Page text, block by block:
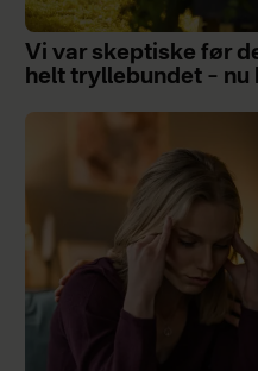
Vi var skeptiske før
helt tryllebundet –